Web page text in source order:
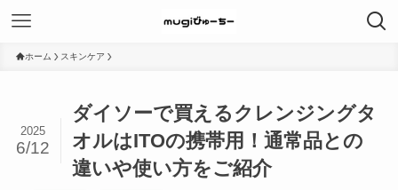
ホーム スキンケア
ダイソーで買えるクレンジングタ
オルはITOの携帯用！通常品との
違いや使い方をご紹介
2025
6/12